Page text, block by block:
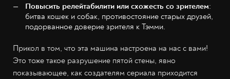
Повысить релейтабилити или схожесть со зрителем:
битва кошек и собак, противостояние старых друзей,
подорванное доверие зрителя к Тэмми.
Прикол в том, что эта машина настроена на нас с вами!
Это тоже такое разрушение пятой стены, явно
показывающее, как создателям сериала приходится